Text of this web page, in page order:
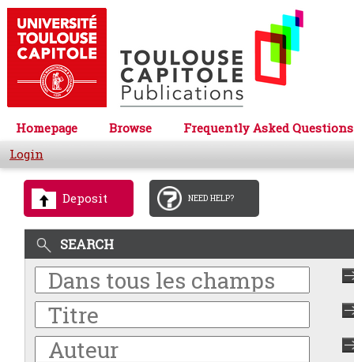
Homepage Browse
Frequently Asked Questions
Login
Deposit NEED HELP?
SEARCH